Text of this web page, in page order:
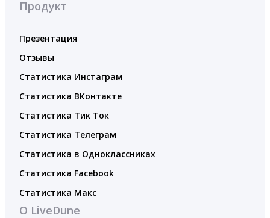
Продукт
Презентация
Отзывы
Статистика Инстаграм
Статистика ВКонтакте
Статистика Тик Ток
Статистика Телеграм
Статистика в Одноклассниках
Статистика Facebook
Статистика Макс
О LiveDune